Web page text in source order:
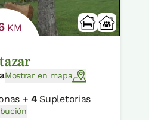
KM
Mostrar en mapa
+4Supletorias